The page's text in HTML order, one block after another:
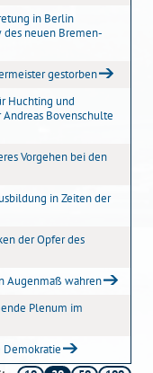
in Berlin
des neuen Bremen-
gestorben
Huchting und
Bovenschulte
Vorgehen bei den
in Zeiten der
der Opfer des
Augenmaß wahren
Plenum im
Demokratie